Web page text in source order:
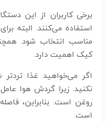
برخی کاربران از این
استفاده می‌کنند. البته
مناسب انتخاب شود.
کیک اهمیت دارد.
اگر می‌خواهید غذا
نکنید. زیرا گردش هوا
روغن است. بنابراین،
است.